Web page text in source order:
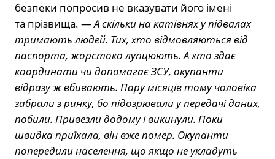
безпеки попросив не вказувати його імені
та прізвища. —А скільки на катівнях у підвалах
тримають людей. Тих, хто відмовляються від
паспорта, жорстоко лупцюють. А хто здає
координати чи допомагає ЗСУ, окупанти
відразу ж вбивають. Пару місяців тому чоловіка
забрали з ринку, бо підозрювали у передачі даних,
побили. Привезли додому і викинули. Поки
швидка приїхала, він вже помер. Окупанти
попередили населення, що якщо не укладуть